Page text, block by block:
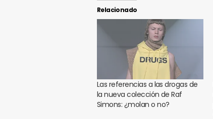
Relacionado
Las referencias a las drogas de
la nueva colección de Raf
Simons: ¿molan o no?